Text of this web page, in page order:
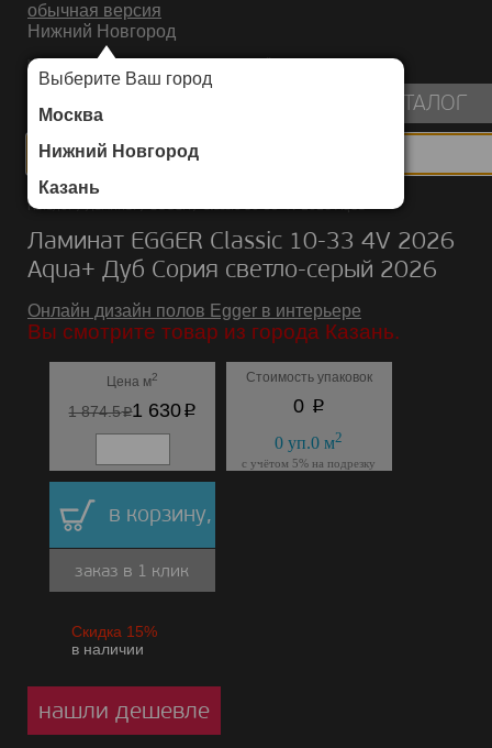
обычная версия
Нижний Новгород
Выберите Ваш город
Москва
Нижний Новгород
Казань
ИНТЕРНЕТ-МАГАЗИН НАПОЛЬНЫХ ПОКРЫТИЙ
КАТАЛОГ
Каталог/Ламинат/EGGER/Classic 10-33 4V 2026 Aqua+
Ламинат EGGER Classic 10-33 4V 2026
Aqua+ Дуб Сория светло-серый 2026
Онлайн дизайн полов Egger в интерьере
Вы смотрите товар из города Казань.
Цена м2
1 874.5p1 630p
Стоимость упаковок
0 p
0 уп.0 м2
с учётом 5% на подрезку
в корзину,
заказ в 1 клик
Скидка 15%
в наличии
нашли дешевле